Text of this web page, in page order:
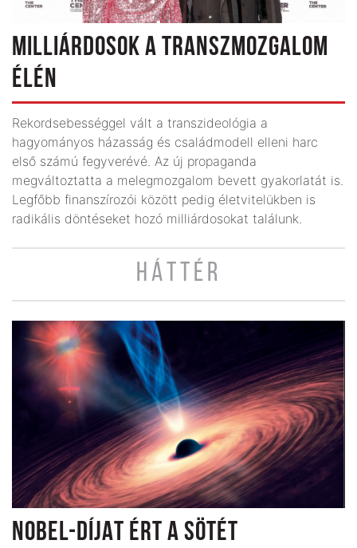
MILLIÁRDOSOK A TRANSZMOZGALOM
ÉLÉN
Rekordsebességgel vált a transz­­ideológia a
hagyományos házasság és családmodell elleni harc
első számú fegyverévé. Az új propaganda
megváltoztatta a melegmozgalom bevett gyakorlatát is.
Legfőbb finanszírozói között pedig életvitelükben is
radikális döntéseket hozó milliárdosokat találunk.
HÁTTÉR
NOBEL-DÍJAT ÉRT A SÖTÉT